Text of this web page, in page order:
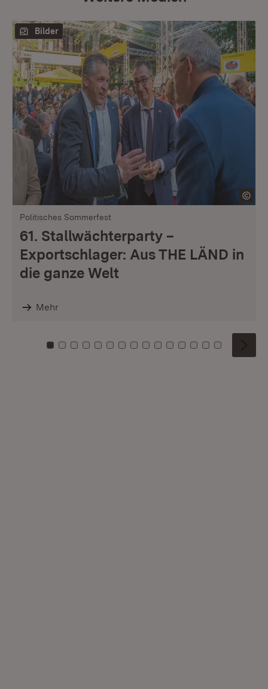
Bilder
Politisches Sommerfest
61. Stallwächterparty –
Exportschlager: Aus THE LÄND in
die ganze Welt
Mehr
Zu Kachel: 0
Zu Kachel: 1
Zu Kachel: 2
Zu Kachel: 3
Zu Kachel: 4
Zu Kachel: 5
Zu Kachel: 6
Zu Kachel: 7
Zu Kachel: 8
Zu Kachel: 9
Zu Kachel: 10
Zu Kachel: 11
Zu Kachel: 12
Zu Kachel:
Zu